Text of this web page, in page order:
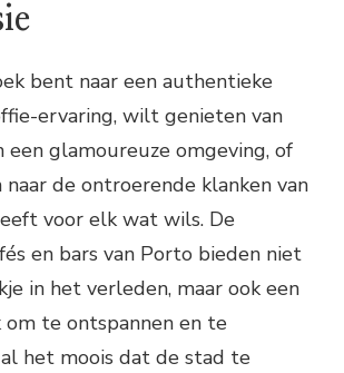
bent naar een authentieke
ervaring, wilt genieten van
een glamoureuze omgeving, of
de ontroerende klanken van
voor elk wat wils. De
en bars van Porto bieden niet
in het verleden, maar ook een
te ontspannen en te
het moois dat de stad te